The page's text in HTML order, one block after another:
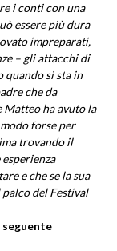
i conti con una
essere più dura
impreparati,
– gli attacchi di
quando si sta in
che da
Matteo ha avuto la
forse per
trovando il
e che se la sua
del Festival
seguente